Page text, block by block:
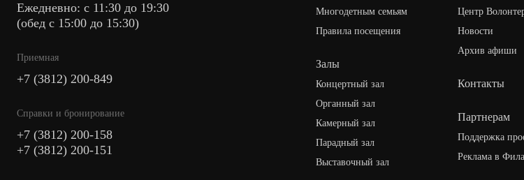
Ежедневно: с 11:30 до 19:30
(обед с 15:00 до 15:30)
Приемная
+7 (3812) 200-849
Cправки и бронирование
+7 (3812) 200-158
+7 (3812) 200-151
Многодетным семьям
Правила посещения
Залы
Концертный зал
Органный зал
Камерный зал
Парадный зал
Выставочный зал
Центр
Новости
Архив афиши
Контакты
Партнерам
Поддержка
Реклама в